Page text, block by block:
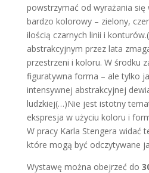
powstrzymać od wyrażania się
bardzo kolorowy – zielony,
ilością czarnych linii i
abstrakcyjnym przez lata
przestrzeni i koloru. W środku
figuratywna forma – ale tylko
intensywnej abstrakcyjnej
ludzkiej(…)Nie jest istotny
ekspresja w użyciu koloru i
W pracy Karla Stengera widać
które mogą być odczytywane
Wystawę można obejrzeć do